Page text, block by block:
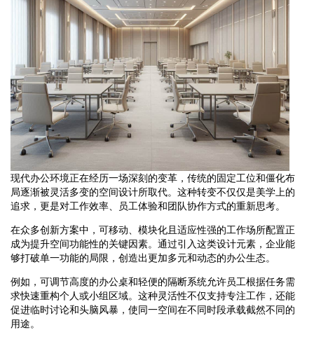
现代办公环境正在经历一场深刻的变革，传统的固定工位和僵化布
局逐渐被灵活多变的空间设计所取代。这种转变不仅仅是美学上的
追求，更是对工作效率、员工体验和团队协作方式的重新思考。
在众多创新方案中，可移动、模块化且适应性强的工作场所配置正
成为提升空间功能性的关键因素。通过引入这类设计元素，企业能
够打破单一功能的局限，创造出更加多元和动态的办公生态。
例如，可调节高度的办公桌和轻便的隔断系统允许员工根据任务需
求快速重构个人或小组区域。这种灵活性不仅支持专注工作，还能
促进临时讨论和头脑风暴，使同一空间在不同时段承载截然不同的
用途。